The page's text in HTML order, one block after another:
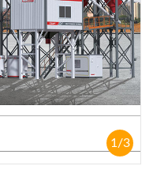
1 /3